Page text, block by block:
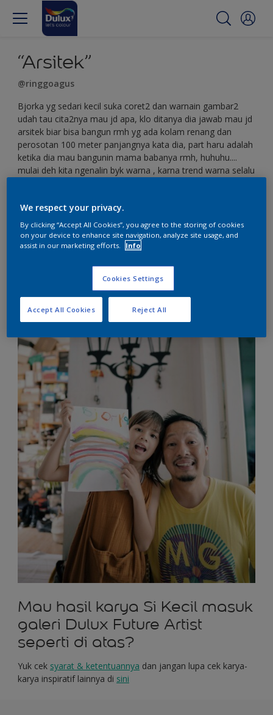
“Arsitek”
@ringgoagus
Bjorka yg sedari kecil suka coret2 dan warnain gambar2
udah tau cita2nya mau jd apa, klo ditanya dia jawab mau jd
arsitek biar bisa bangun rmh yg ada kolam renang dan
perosotan 100 meter panjangnya kata dia, part haru adalah
ketika dia mau bangunin mama babanya rmh, huhuhu....
mulai deh kita ngenalin byk warna , karna trend warna selalu
#DuluxMakeItEasy #DuluxFutureArtist
Mau hasil karya Si Kecil masuk
galeri Dulux Future Artist
seperti di atas?
Yuk cek syarat & ketentuannya dan jangan lupa cek karya-
karya inspiratif lainnya di sini
We respect your privacy.
By clicking “Accept All Cookies”, you agree to the storing of cookies
on your device to enhance site navigation, analyze site usage, and
assist in our marketing efforts.
Info
Cookies Settings
Reject All
Accept All Cookies